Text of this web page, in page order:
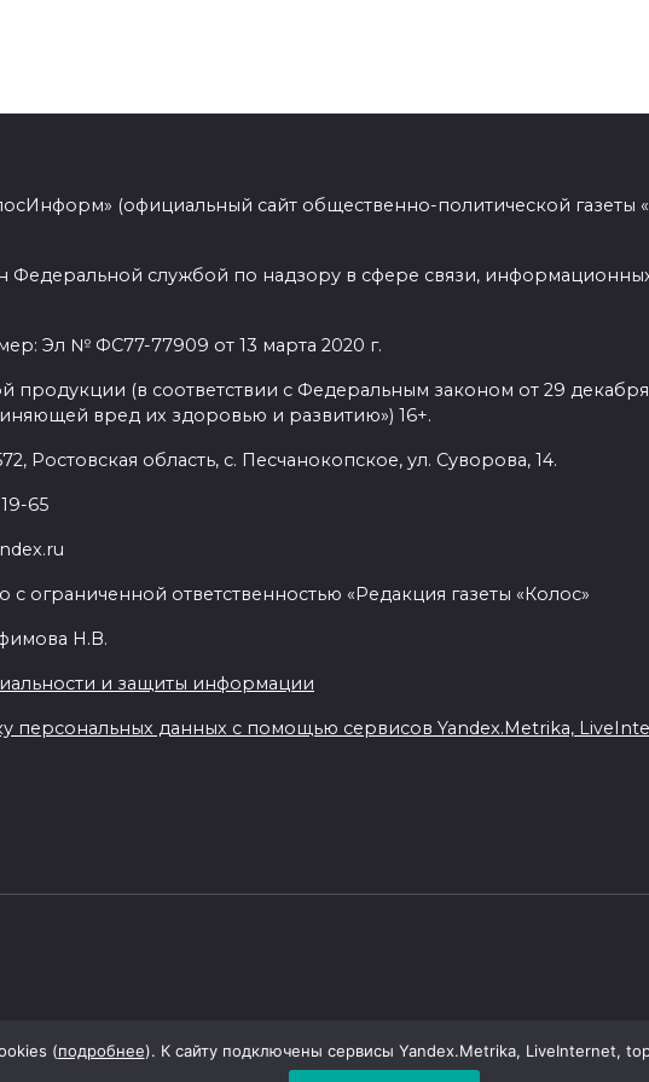
(официальный сайт общественно-политической газеты
Федеральной службой по надзору в сфере связи,
Эл № ФС77-77909 от 13 марта 2020 г.
(в соответствии с Федеральным законом от 29
вред их здоровью и развитию») 16+.
Ростовская область, с. Песчанокопское, ул. Суворова, 14.
65
ограниченной ответственностью «Редакция газеты «Колос»
Н.В.
и защиты информации
персональных данных с помощью сервисов Yandex.Metrika,
(подробнее). К сайту подключены сервисы Yandex.Metrika, LiveInternet,